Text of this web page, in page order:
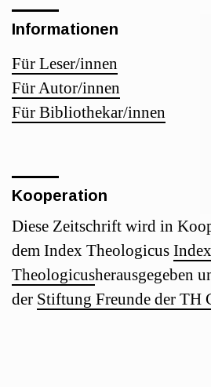
Informationen
Für Leser/innen
Für Autor/innen
Für Bibliothekar/innen
Kooperation
Diese Zeitschrift wird in
dem Index Theologicus Index
Theologicusherausgegeben
der Stiftung Freunde der TH